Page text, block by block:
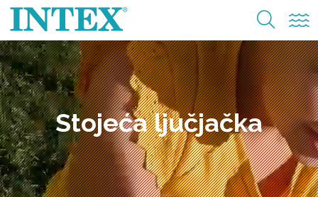
Stojeća ljučjačka